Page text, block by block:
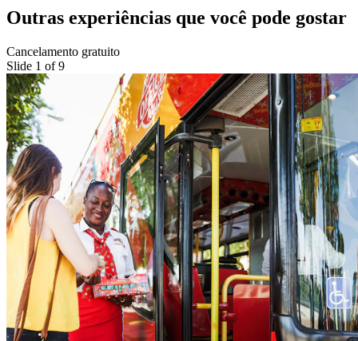
Outras experiências que você pode gostar
Cancelamento gratuito
Slide 1 of 9